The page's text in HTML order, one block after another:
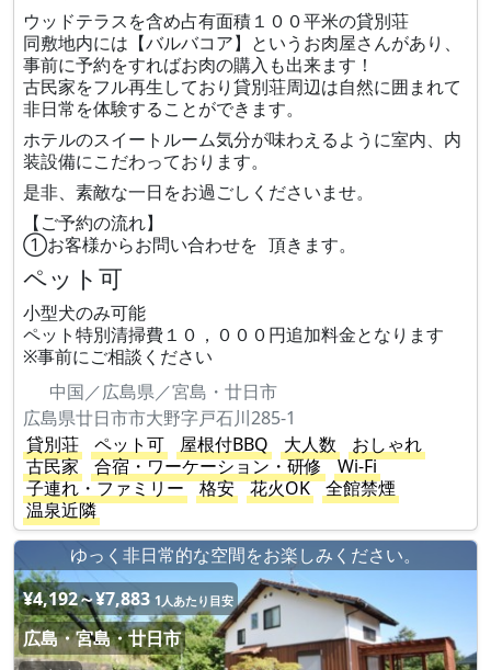
ウッドテラスを含め占有面積１００平米の貸別荘
同敷地内には【バルバコア】というお肉屋さんがあり、
事前に予約をすればお肉の購入も出来ます！
古民家をフル再生しており貸別荘周辺は自然に囲まれて
非日常を体験することができます。
ホテルのスイートルーム気分が味わえるように室内、内
装設備にこだわっております。
是非、素敵な一日をお過ごしくださいませ。
【ご予約の流れ】
①お客様からお問い合わせを 頂きます。
ペット可
小型犬のみ可能
ペット特別清掃費１０，０００円追加料金となります
※事前にご相談ください
中国／広島県／宮島・廿日市
広島県廿日市市大野字戸石川285-1
貸別荘
ペット可 屋根付BBQ 大人数
おしゃれ
古民家
合宿・ワーケーション・研修
Wi-Fi
子連れ・ファミリー
格安 花火OK
全館禁煙
温泉近隣
ゆっく非日常的な空間をお楽しみください。
¥4,192～¥7,883 1人あたり目安
広島・宮島・廿日市